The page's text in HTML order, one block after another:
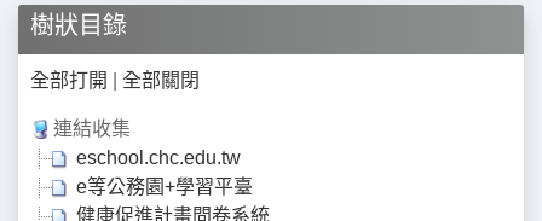
樹狀目錄
全部打開 全部關閉
連結收集
eschool.chc.edu.tw
e等公務園+學習平臺
健康促進計畫問卷系統